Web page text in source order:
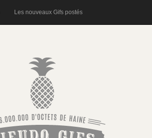
Les nouveaux Gifs postés